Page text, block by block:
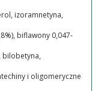
izoramnetyna,
biflawony 0,047-
bilobetyna,
i oligomeryczne